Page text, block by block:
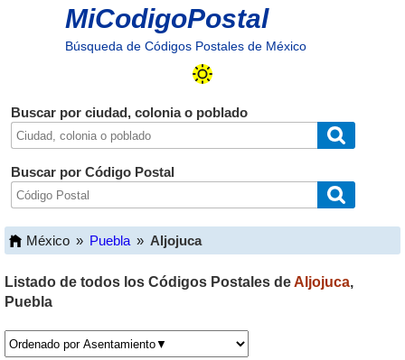
MiCodigoPostal
Búsqueda de Códigos Postales de México
Buscar por ciudad, colonia o poblado
Buscar por Código Postal
México » Puebla » Aljojuca
Listado de todos los Códigos Postales deAljojuca,
Puebla